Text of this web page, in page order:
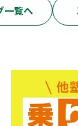
一覧へ